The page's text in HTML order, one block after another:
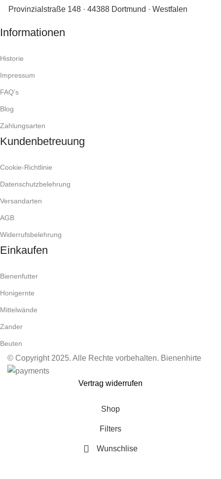
Provinzialstraße 148 · 44388 Dortmund · Westfalen
Informationen
Historie
Impressum
FAQ's
Blog
Zahlungsarten
Kundenbetreuung
Cookie-Richtlinie
Datenschutzbelehrung
Versandarten
AGB
Widerrufsbelehrung
Einkaufen
Bienenfutter
Honigernte
Mittelwände
Zander
Beuten
© Copyright 2025. Alle Rechte vorbehalten. Bienenhirte
Vertrag widerrufen
Shop
Filters
Wunschlise